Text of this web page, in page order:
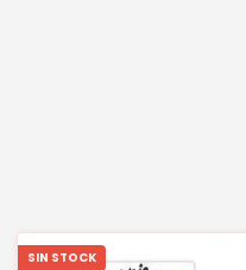
SIN STOCK